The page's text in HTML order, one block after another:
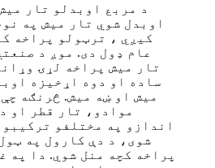
د مربع اوبدلو تار
اوبدل شوي تار میش په
کیږي ، ترټولو پراخه
عام ډول دی. موږ د
تار میش پراخه لړۍ
ساده او دوه اړخیزه
میش او ښه میش. څرنګه
موادو، تار قطر او
اندازو په مختلفو
شوی، د دې کارول په
پراخه کچه منل شوي. دا په